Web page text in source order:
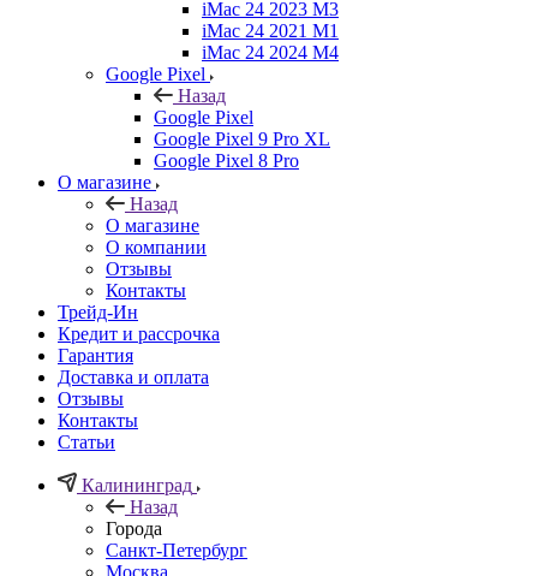
iMac 24 2023 M3
iMac 24 2021 M1
iMac 24 2024 M4
Google Pixel
Назад
Google Pixel
Google Pixel 9 Pro XL
Google Pixel 8 Pro
О магазине
Назад
О магазине
О компании
Отзывы
Контакты
Трейд-Ин
Кредит и рассрочка
Гарантия
Доставка и оплата
Отзывы
Контакты
Статьи
Калининград
Назад
Города
Санкт-Петербург
Москва